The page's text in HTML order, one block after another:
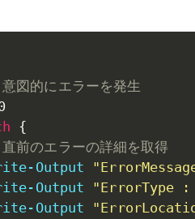
図的にエラーを発生
{
前のエラーの詳細を取得
Output
Output
"ErrorType :
Output